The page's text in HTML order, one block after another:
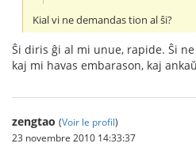
Kial vi ne demandas tion al ŝi?
Ŝi diris ĝi al mi unue, rapide. Ŝi
kaj mi havas embarason, kaj
zengtao (Voir le profil)
23 novembre 2010 14:33:37